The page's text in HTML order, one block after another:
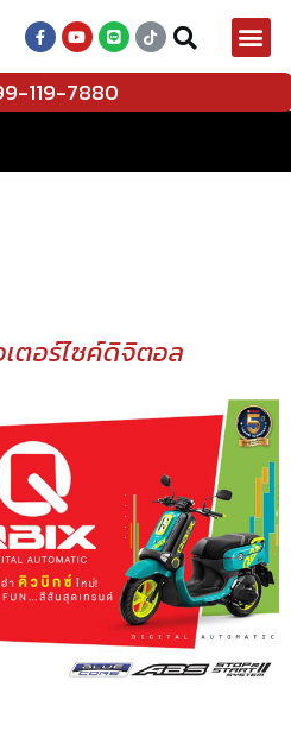
119-7880
ตอร์ไซค์ดิจิตอล